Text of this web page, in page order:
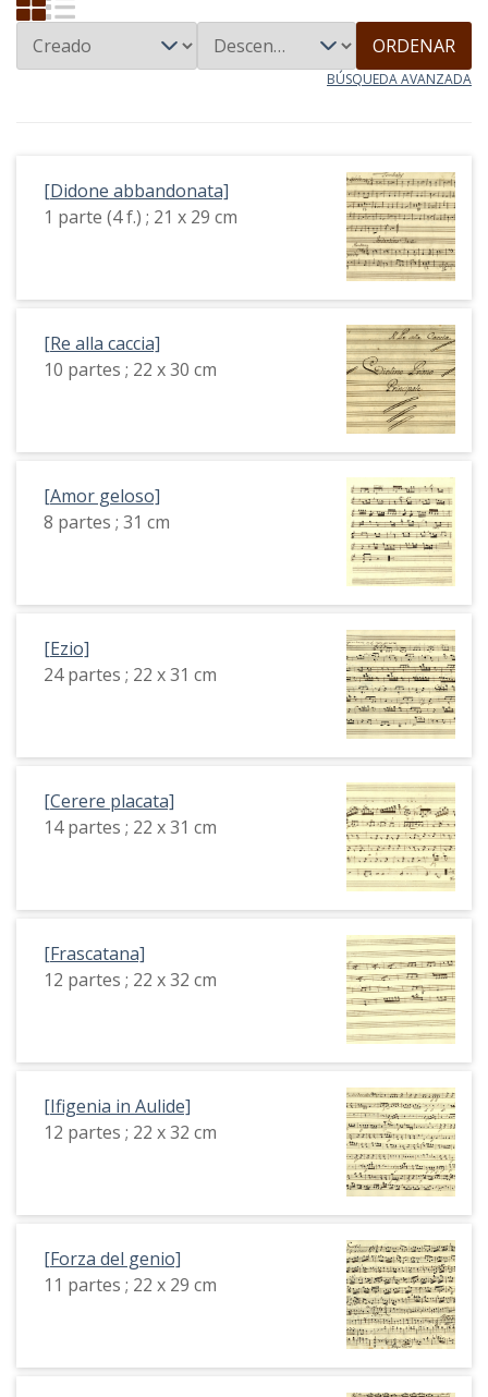
ORDENAR
BÚSQUEDA AVANZADA
[Didone abbandonata]
1 parte (4 f.) ; 21 x 29 cm
[Re alla caccia]
10 partes ; 22 x 30 cm
[Amor geloso]
8 partes ; 31 cm
[Ezio]
24 partes ; 22 x 31 cm
[Cerere placata]
14 partes ; 22 x 31 cm
[Frascatana]
12 partes ; 22 x 32 cm
[Ifigenia in Aulide]
12 partes ; 22 x 32 cm
[Forza del genio]
11 partes ; 22 x 29 cm